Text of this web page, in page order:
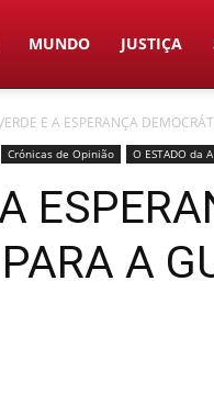
MUNDO JUSTIÇA
E A ESPERANÇA
Crónicas de Opinião O ESTADO da
A